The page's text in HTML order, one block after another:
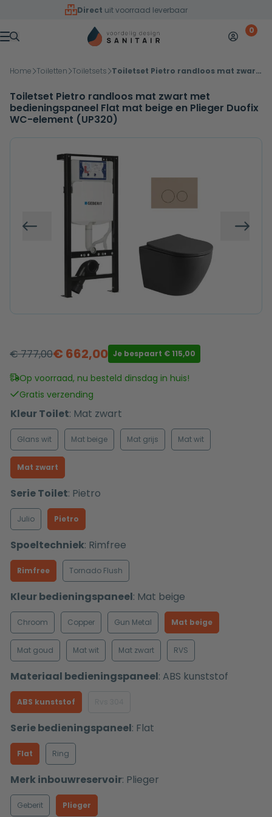
Overslaan naar inhoud
Direct uit voorraad leverbaar
Menu
Mijn 0
Home Toiletten Toiletsets Toiletset Pietro randloos mat zwart met bedieningspaneel Flat mat beige en Plieger Duofix WC-element (UP320)
Toiletset Pietro randloos mat zwart met
bedieningspaneel Flat mat beige en Plieger Duofix
WC-element (UP320)
Vorige
€777,00
Oorspronkelijke
prijs
was:
€ 777,00.
€ 662,00
Huidige
prijs
is:
€ 662,00.
Je bespaart € 115,00
Op voorraad, nu besteld dinsdag in huis!
Gratis verzending
Kleur Toilet: Mat zwart
Glans wit Mat beige Mat grijs Mat wit
Mat zwart
Serie Toilet: Pietro
Julio Pietro
Spoeltechniek: Rimfree
Rimfree Tornado Flush
Kleur bedieningspaneel: Mat beige
Chroom Copper Gun Metal Mat beige
Mat goud Mat wit Mat zwart RVS
Materiaal bedieningspaneel: ABS kunststof
ABS kunststof
Serie bedieningspaneel: Flat
Flat Ring
Merk inbouwreservoir: Plieger
Geberit Plieger